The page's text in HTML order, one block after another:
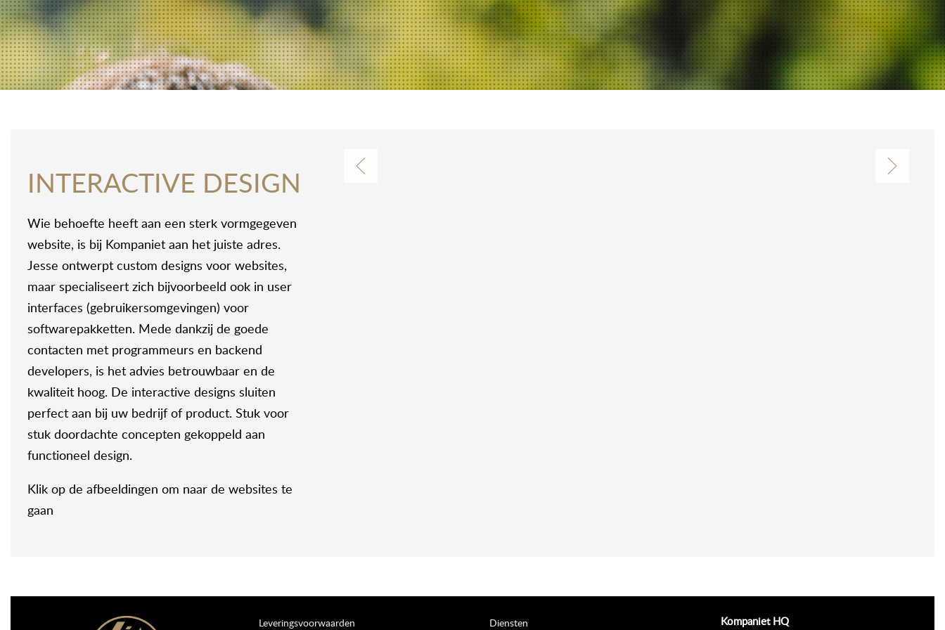
INTERACTIVE DESIGN
Wie behoefte heeft aan een sterk vormgegeven
website, is bij Kompaniet aan het juiste adres.
Jesse ontwerpt custom designs voor websites,
maar specialiseert zich bijvoorbeeld ook in user
interfaces (gebruikersomgevingen) voor
softwarepakketten. Mede dankzij de goede
contacten met programmeurs en backend
developers, is het advies betrouwbaar en de
kwaliteit hoog. De interactive designs sluiten
perfect aan bij uw bedrijf of product. Stuk voor
stuk doordachte concepten gekoppeld aan
functioneel design.
Klik op de afbeeldingen om naar de websites te
gaan
Leveringsvoorwaarden Diensten
Kompaniet HQ